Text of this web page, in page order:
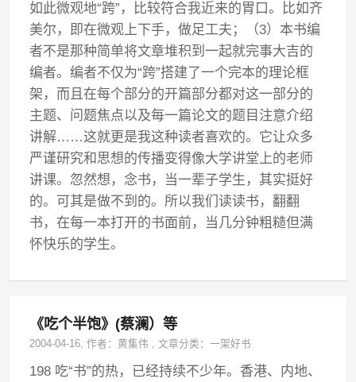
如此微观地“跨”，比较符合我近来的胃口。比如齐
美尔，即在微观上下手，做足工夫；（3）本书编
者不是那种简单将文章堆积到一起就完事大吉的
编者。编者不仅为“跨”搭建了一个完本的理论框
架，而且在每个部分的开篇部分都对这一部分的
主题、问题焦点以及每一篇论文的题目注意介绍
讲解……这就更是我这种读者喜欢的。它让众多
严谨研究和思想的传播变得像大学讲堂上的老师
讲课。忽然想，念书，当一辈子学生，其实挺好
的。可其是做不到的。所以我们读读书，翻翻
书，在每一本打开的书面前，当几分钟粗糙但满
怀快乐的学生。
《吃个半饱》(蔡澜）等
2004-04-16, 作者：黄集伟 ,文章分类：一架好书
198 吃“书”的热，已经持续不少年。香港、内地、